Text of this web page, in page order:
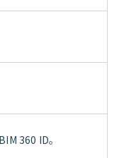
360 ID。